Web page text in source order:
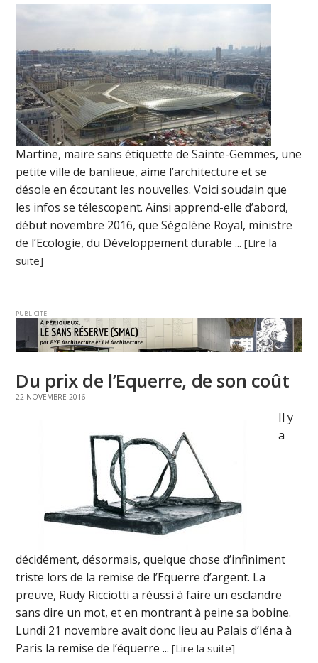
Martine, maire sans étiquette de Sainte-Gemmes, une
petite ville de banlieue, aime l’architecture et se
désole en écoutant les nouvelles. Voici soudain que
les infos se télescopent. Ainsi apprend-elle d’abord,
début novembre 2016, que Ségolène Royal, ministre
de l’Ecologie, du Développement durable ...[Lire la
suite]
PUBLICITE
Du prix de l’Equerre, de son coût
22 NOVEMBRE 2016
Il y
a
décidément, désormais, quelque chose d’infiniment
triste lors de la remise de l’Equerre d’argent. La
preuve, Rudy Ricciotti a réussi à faire un esclandre
sans dire un mot, et en montrant à peine sa bobine.
Lundi 21 novembre avait donc lieu au Palais d’Iéna à
Paris la remise de l’équerre ...[Lire la suite]